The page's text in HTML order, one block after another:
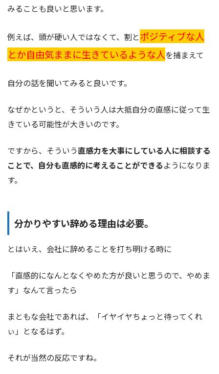
みることも良いと思います。
例えば、頭が硬い人ではなくて、割とポジティブな人
とか自由気ままに生きているような人を捕まえて
自分の話を聞いてみると良いです。
なぜかというと、そういう人は大抵自分の直感に従って生
きている可能性が大きいのです。
ですから、そういう直感力を大事にしている人に相談する
ことで、自分も直感的に考えることができるようになりま
す。
分かりやすい辞める理由は必要。
とはいえ、会社に辞めることを打ち明ける時に
「直感的になんとなくやめた方が良いと思うので、やめま
す」なんて言ったら
まともな会社であれば、「イヤイヤちょっと待ってくれ
ぃ」となるはず。
それが当然の反応ですね。